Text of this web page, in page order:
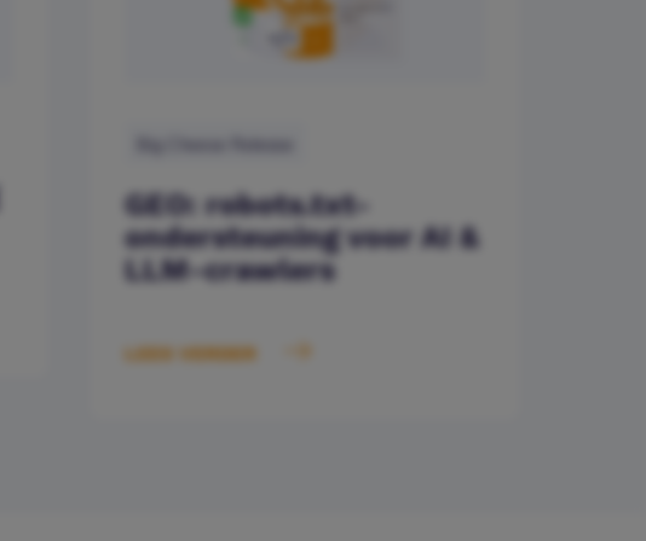
GEO: robots.txt-
ondersteuning voor AI &
LLM-crawlers
LEES VERDER